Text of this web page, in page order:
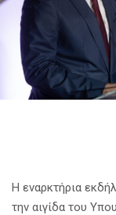
Η εναρκτήρια
την αιγίδα του